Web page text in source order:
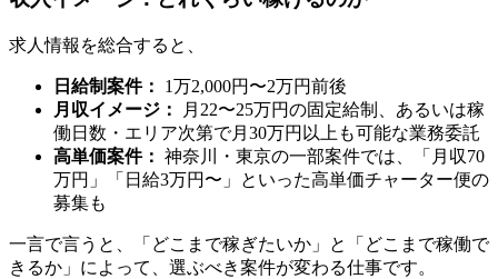
求人情報を総合すると、
日給制案件：
1万2,000円〜2万円前後
月収イメージ：
月22〜25万円の固定給制、あるいは稼
働日数・エリア次第で月30万円以上も可能な業務委託
高単価案件： 神奈川・東京の一部案件では、「月収70
万円」「日給3万円〜」といった高単価チャーター便の
募集も
一言で言うと、「どこまで稼ぎたいか」と「どこまで稼働で
きるか」によって、選ぶべき案件が変わる仕事です。